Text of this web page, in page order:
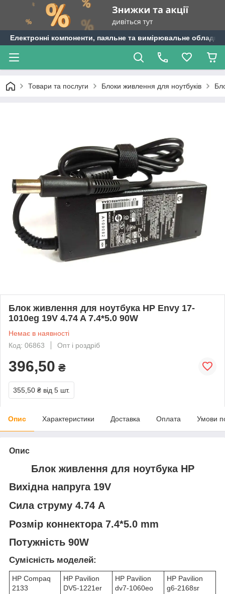
Електронні компоненти, паяльне та вимірювальне
Товари та послуги Блоки живлення для ноутбуків
Блок живлення для ноутбука HP Envy 17-
1010eg 19V 4.74 A 7.4*5.0 90W
Немає в наявності
Код: 06863
Опт і роздріб
396,50 ₴
355,50 ₴ від 5 шт.
Опис Характеристики Доставка Оплата Умови
Опис
Блок живлення для ноутбука HP
Вихідна напруга 19V
Сила струму 4.74 A
Розмір коннектора 7.4*5.0 mm
Потужність 90W
Сумісність моделей:
HP Compaq
2133
HP Pavilion
DV5-1221er
HP Pavilion
dv7-1060eo
HP Pavilion
g6-2168sr